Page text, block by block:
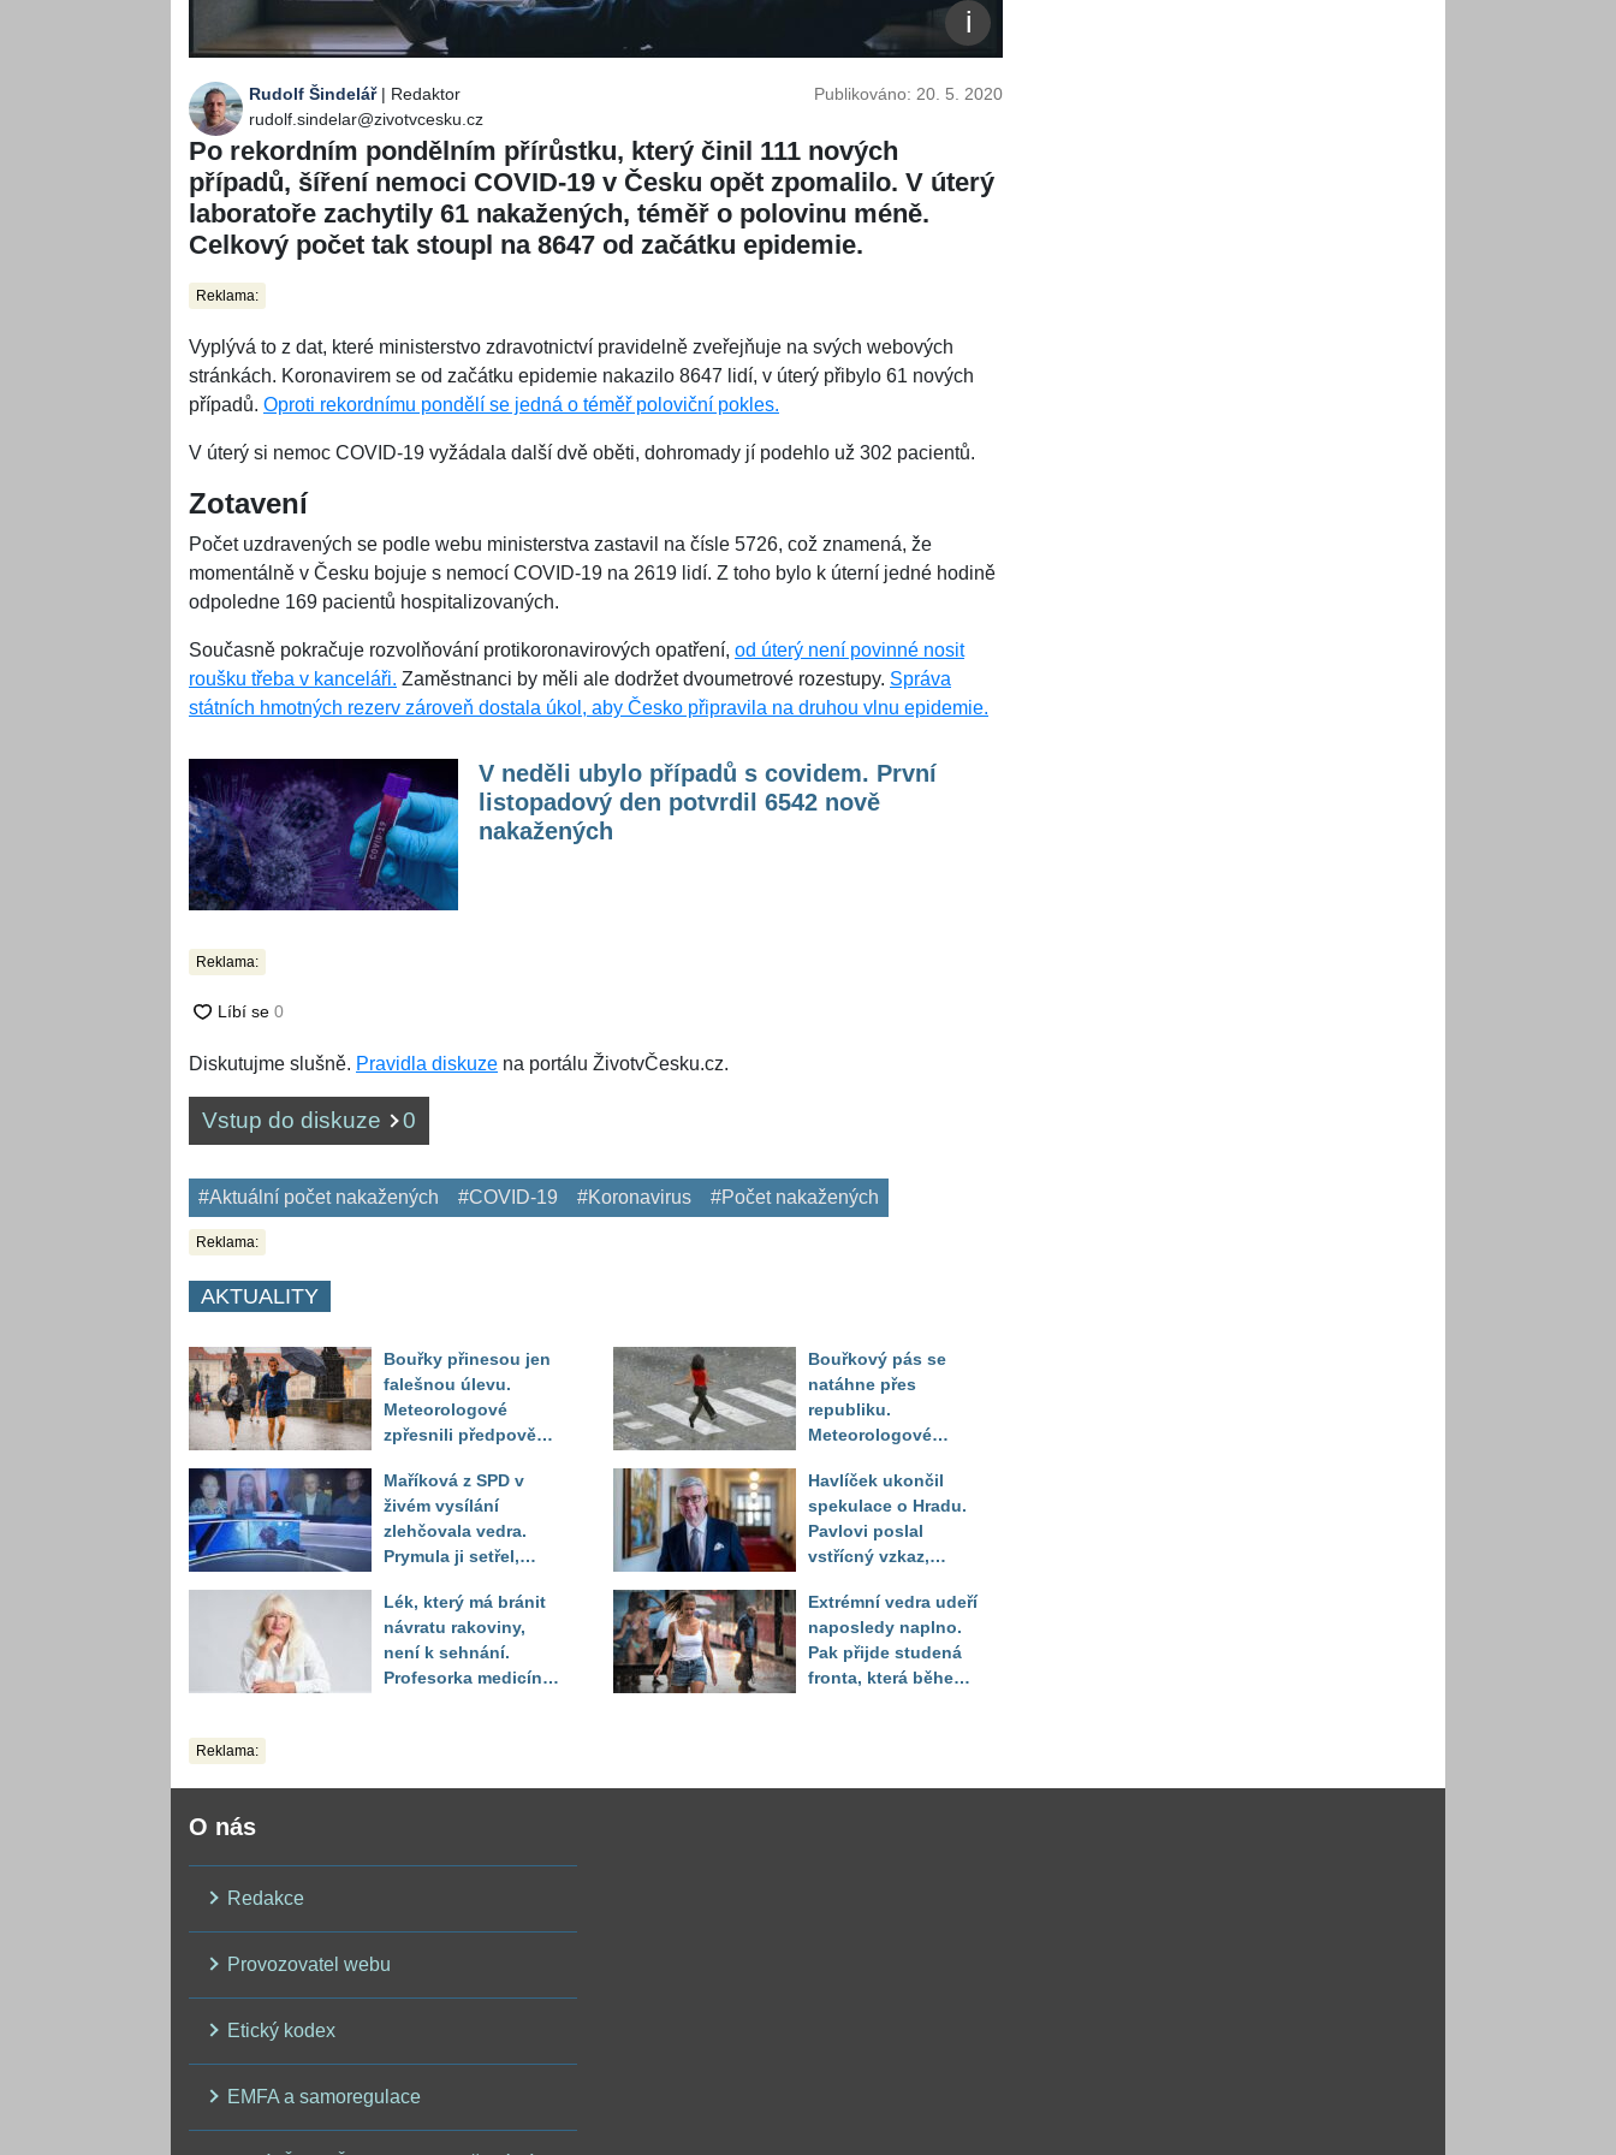
Rudolf Šindelář| Redaktor
rudolf.sindelar@zivotvcesku.cz
Publikováno: 20. 5. 2020
Po rekordním pondělním přírůstku, který činil 111 nových
případů, šíření nemoci COVID-19 v Česku opět zpomalilo. V úterý
laboratoře zachytily 61 nakažených, téměř o polovinu méně.
Celkový počet tak stoupl na 8647 od začátku epidemie.
Reklama:
Vyplývá to z dat, které ministerstvo zdravotnictví pravidelně zveřejňuje na svých webových
stránkách. Koronavirem se od začátku epidemie nakazilo 8647 lidí, v úterý přibylo 61 nových
případů. Oproti rekordnímu pondělí se jedná o téměř poloviční pokles.
V úterý si nemoc COVID-19 vyžádala další dvě oběti, dohromady jí podehlo už 302 pacientů.
Zotavení
Počet uzdravených se podle webu ministerstva zastavil na čísle 5726, což znamená, že
momentálně v Česku bojuje s nemocí COVID-19 na 2619 lidí. Z toho bylo k úterní jedné hodině
odpoledne 169 pacientů hospitalizovaných.
Současně pokračuje rozvolňování protikoronavirových opatření, od úterý není povinné nosit
roušku třeba v kanceláři. Zaměstnanci by měli ale dodržet dvoumetrové rozestupy. Správa
státních hmotných rezerv zároveň dostala úkol, aby Česko připravila na druhou vlnu epidemie.
V neděli ubylo případů s covidem. První
listopadový den potvrdil 6542 nově
nakažených
Reklama:
Diskutujme slušně. Pravidla diskuze na portálu ŽivotvČesku.cz.
Vstup do diskuze 0
#Aktuální počet nakažených #COVID-19 #Koronavirus #Počet nakažených
Reklama:
AKTUALITY
Bouřky přinesou jen
falešnou úlevu.
Meteorologové
zpřesnili předpověď
horkého počasí
Maříková z SPD v
živém vysílání
zlehčovala vedra.
Prymula ji setřel,
číslo
Lék, který má bránit
návratu rakoviny,
není k sehnání.
Profesorka medicíny
Bouřkový pás se
natáhne přes
republiku.
Meteorologové
výstrahou, kde hrozí
kroupy a prudký vítr
Havlíček ukončil
spekulace o Hradu.
Pavlovi poslal
vstřícný vzkaz,
setřel
Extrémní vedra udeří
naposledy naplno.
Pak přijde studená
fronta, která během
Reklama:
O nás
Redakce
Provozovatel webu
Etický kodex
EMFA a samoregulace